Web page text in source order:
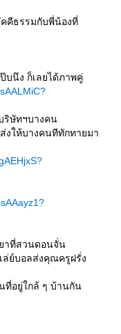
คคีธรรมกับพี่น้องที่
บนึง ก็เลยได้ภาพคู่
ริษัทฯบางคน
งให้บางคนทีทักทายมา
าที่สวนดอนจั่น
ล่ย์บอลส่งคุณครูฝรั่ง
ที่อยู่ใกล้ ๆ บ้านกัน